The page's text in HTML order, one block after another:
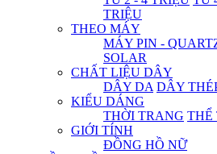
TRIỆU
THEO MÁY
MÁY PIN -
SOLAR
CHẤT LIỆU DÂY
DÂY DA DÂY
KIỂU DÁNG
THỜI TRANG THỂ
GIỚI TÍNH
ĐỒNG HỒ NỮ